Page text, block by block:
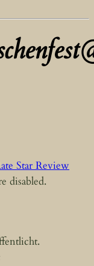
Star Review
disabled.